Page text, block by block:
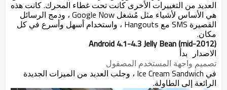
العديد من التغييرات الأخرى كانت تحت غطاء المحرك. كانت هذه
هي الأساس لأشياء مثل مُشغل Google Now ، ودمج الرسائل
القصيرة SMS مع Hangouts ، واستخدام أسهل وأسرع في كل
مكان.
Android 4.1-4.3 Jelly Bean (mid-2012)
الاصدار
بدأ
تصميم واجهة المستخدم المصقول
في Ice Cream Sandwich ، وجلب العديد من الميزات الجديدة
الرائعة إلى الطاولة.